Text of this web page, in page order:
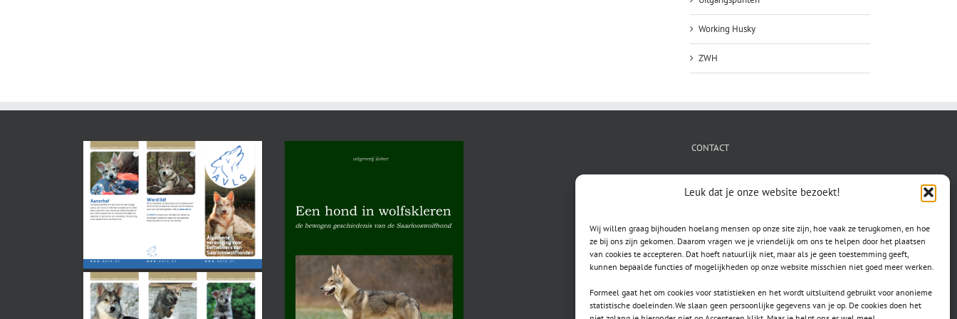
Leuk dat je onze website bezoekt!
Wij willen graag bijhouden hoelang mensen op onze site zijn, hoe vaak ze terugkomen, en hoe
ze bij ons zijn gekomen. Daarom vragen we je vriendelijk om ons te helpen door het plaatsen
van cookies te accepteren. Dat hoeft natuurlijk niet, maar als je geen toestemming geeft,
kunnen bepaalde functies of mogelijkheden op onze website misschien niet goed meer werken.
Formeel gaat het om cookies voor statistieken en het wordt uitsluitend gebruikt voor anonieme
statistische doeleinden.We slaan geen persoonlijke gegevens van je op. De cookies doen het
Working Husky
ZWH
CONTACT